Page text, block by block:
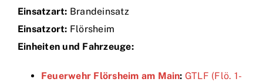
Einsatzart: Brandeinsatz
Einsatzort: Flörsheim
Einheiten und Fahrzeuge:
Feuerwehr Flörsheim am Main: GTLF (Flö. 1-